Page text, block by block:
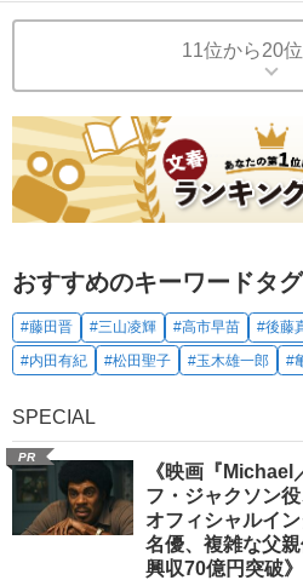
11位から20
おすすめのキーワードタ
#藤田晋 #三山凌輝 #高市早苗 #後藤
#内田有紀
#松田聖子 #玉木雄一郎 #
SPECIAL
PR
《映画『
フ・ジャクソン
オフィシャルイ
名優、複雑な父
興収70億円突破》